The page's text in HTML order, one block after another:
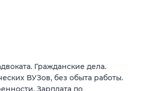
Гражданские дела.
ВУЗов, без обыта работы.
Зарплата по